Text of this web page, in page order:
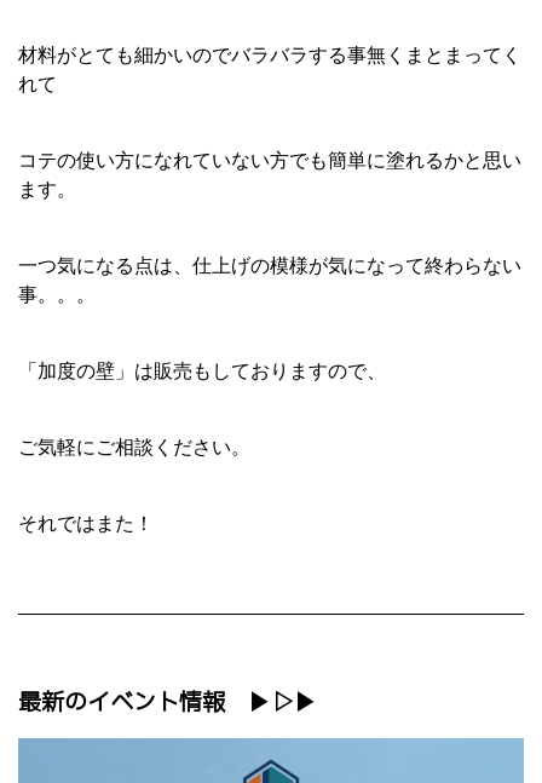
材料がとても細かいのでバラバラする事無くまとまってく
れて
コテの使い方になれていない方でも簡単に塗れるかと思い
ます。
一つ気になる点は、仕上げの模様が気になって終わらない
事。。。
「加度の壁」は販売もしておりますので、
ご気軽にご相談ください。
それではまた！
最新のイベント情報 ▶▷▶